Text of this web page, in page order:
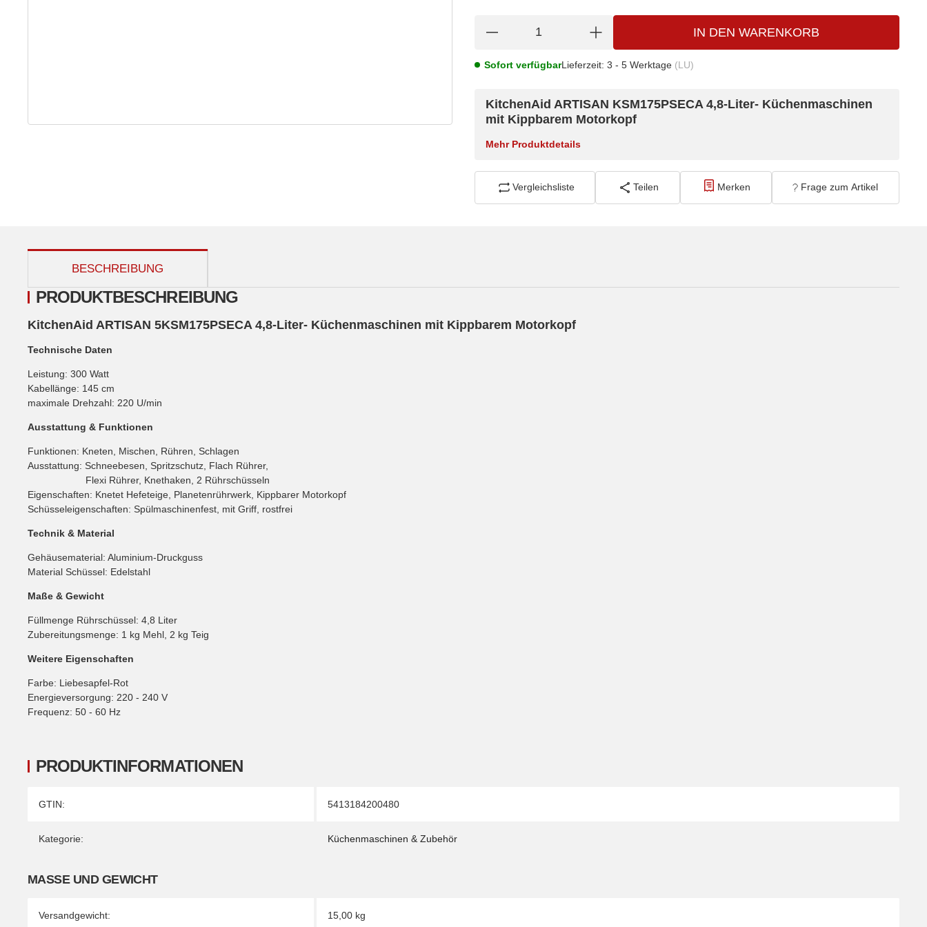
IN DEN WARENKORB
Sofort verfügbarLieferzeit: 3 - 5 Werktage (LU)
KitchenAid ARTISAN KSM175PSECA 4,8-Liter- Küchenmaschinen
mit Kippbarem Motorkopf
Mehr Produktdetails
Vergleichsliste Teilen Merken Frage zum Artikel
weitere Registerkarten anzeigen
BESCHREIBUNG
PRODUKTINFORMATIONEN
Produkteigenschaft
Wert
GTIN: 5413184200480
Kategorie: Küchenmaschinen & Zubehör
MASSE UND GEWICHT
Versandgewicht: 15,00 kg
PRODUKTBESCHREIBUNG
KitchenAid ARTISAN 5KSM175PSECA 4,8-Liter- Küchenmaschinen mit Kippbarem Motorkopf
Technische Daten
Leistung: 300 Watt
Kabellänge: 145 cm
maximale Drehzahl: 220 U/min
Ausstattung & Funktionen
Funktionen: Kneten, Mischen, Rühren, Schlagen
Ausstattung: Schneebesen, Spritzschutz, Flach Rührer,
Flexi Rührer, Knethaken, 2 Rührschüsseln
Eigenschaften: Knetet Hefeteige, Planetenrührwerk, Kippbarer Motorkopf
Schüsseleigenschaften: Spülmaschinenfest, mit Griff, rostfrei
Technik & Material
Gehäusematerial: Aluminium-Druckguss
Material Schüssel: Edelstahl
Maße & Gewicht
Füllmenge Rührschüssel: 4,8 Liter
Zubereitungsmenge: 1 kg Mehl, 2 kg Teig
Weitere Eigenschaften
Farbe: Liebesapfel-Rot
Energieversorgung: 220 - 240 V
Frequenz: 50 - 60 Hz